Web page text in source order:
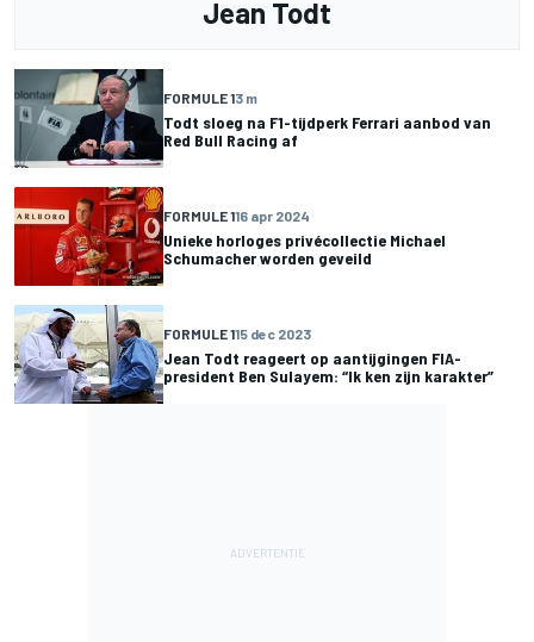
Jean Todt
FORMULE 13 m
Todt sloeg na F1-tijdperk Ferrari aanbod van
Red Bull Racing af
FORMULE 116 apr 2024
Unieke horloges privécollectie Michael
Schumacher worden geveild
FORMULE 115 dec 2023
Jean Todt reageert op aantijgingen FIA-
president Ben Sulayem: “Ik ken zijn karakter”